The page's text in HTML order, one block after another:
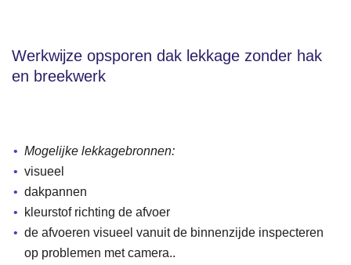
Werkwijze opsporen dak lekkage zonder hak
en breekwerk
Mogelijke lekkagebronnen:
visueel
dakpannen
kleurstof richting de afvoer
de afvoeren visueel vanuit de binnenzijde inspecteren
op problemen met camera..